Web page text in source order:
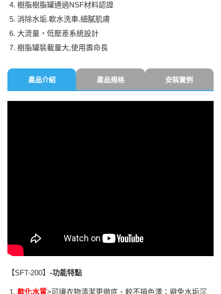
樹脂樹脂罐通過NSF材料認證
消除水垢.軟水洗車.細膩肌膚
大流量，低壓差系統設計
樹脂罐裝載量大,使用壽命長
產品介紹 產品規格 安裝實例
【SFT-200】 -功能特點
軟化水質>可讓衣物清潔更徹底、較不損色澤；避免水垢沉